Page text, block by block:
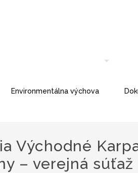
Environmentálna výchova
Východné
– verejná súťaž